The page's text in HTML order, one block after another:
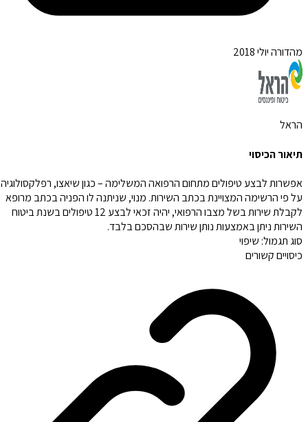
מהדורה יולי 2018
הראל
תיאור הכיסוי
אפשרות לבצע טיפולים מתחום הרפואה המשלימה – כגון שיאצו, רפלקסולוגיה,
על פי הרשימה המצויינת בכתב השירות. מנוי, שניתנה לו הפניה בכתב מרופא
לקבלת שירות בשל מצבו הרפואי, יהיה זכאי לבצע 12 טיפולים בשנת ביטוח
השירות ניתן באמצעות נותן שירות שבהסכם בלבד.
סוג תגמול:שיפוי
כיסויים קשורים